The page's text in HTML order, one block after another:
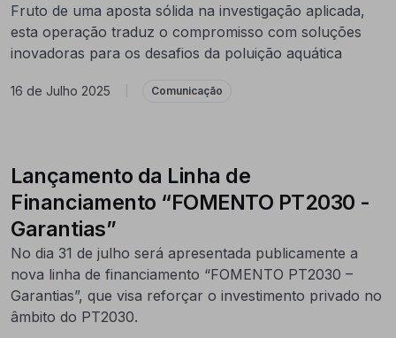
Fruto de uma aposta sólida na investigação aplicada,
esta operação traduz o compromisso com soluções
inovadoras para os desafios da poluição aquática
16 de Julho 2025 Comunicação
Lançamento da Linha de
Financiamento “FOMENTO PT2030 -
Garantias”
No dia 31 de julho será apresentada publicamente a
nova linha de financiamento “FOMENTO PT2030 –
Garantias”, que visa reforçar o investimento privado no
âmbito do PT2030.